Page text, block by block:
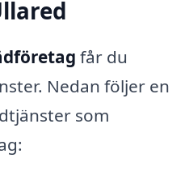
får du
Nedan följer en
som